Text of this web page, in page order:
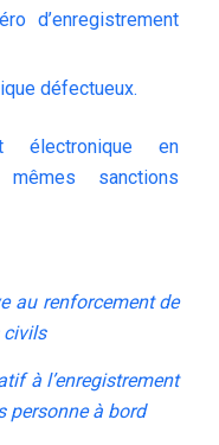
d’enregistrement
défectueux.
électronique en
sanctions
au renforcement de
civils
à l’enregistrement
personne à bord